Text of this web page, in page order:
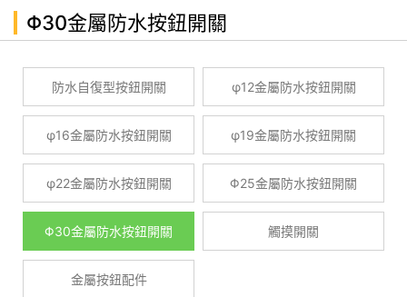
Φ30金屬防水按鈕開關
防水自復型按鈕開關 φ12金屬防水按鈕開關
φ16金屬防水按鈕開關 φ19金屬防水按鈕開關
φ22金屬防水按鈕開關 Φ25金屬防水按鈕開關
Φ30金屬防水按鈕開關 觸摸開關
金屬按鈕配件